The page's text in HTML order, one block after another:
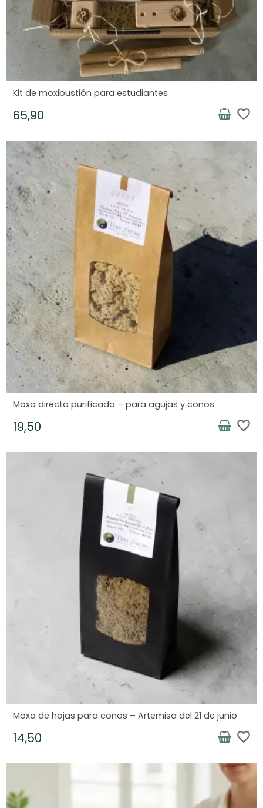
Kit de moxibustión para estudiantes
65,90 favorite_border
Moxa directa purificada – para agujas y conos
19,50 favorite_border
Moxa de hojas para conos – Artemisa del 21 de junio
14,50 favorite_border